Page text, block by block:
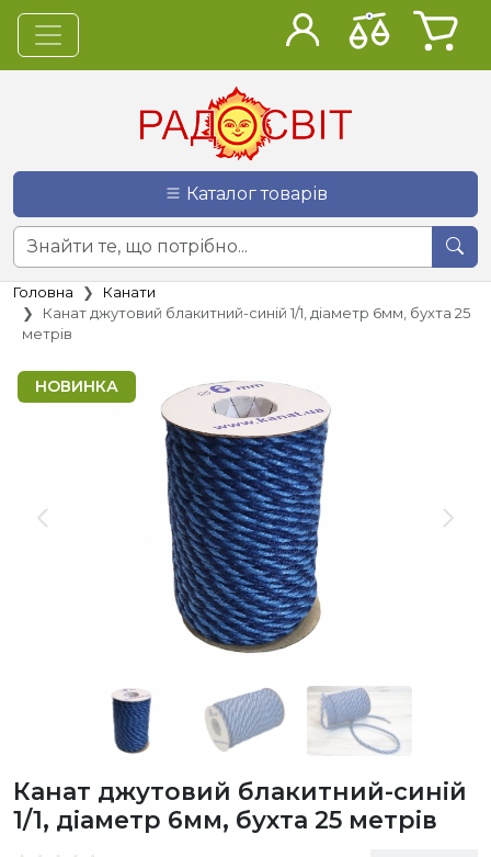
Каталог товарів
Головна
Канати
Канат джутовий блакитний-синій 1/1, діаметр 6мм, бухта 25
метрів
НОВИНКА
Канат джутовий блакитний-синій
1/1, діаметр 6мм, бухта 25 метрів